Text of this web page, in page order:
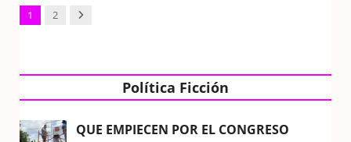
1 2 Next
Política Ficción
QUE EMPIECEN POR EL CONGRESO